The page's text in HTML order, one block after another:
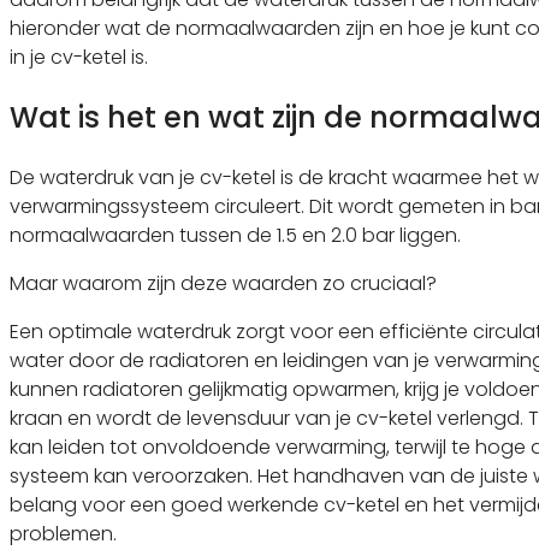
hieronder wat de normaalwaarden zijn en hoe je kunt
in je cv-ketel is.
Wat is het en wat zijn de
De waterdruk van je cv-ketel is de kracht waarmee het
verwarmingssysteem circuleert. Dit wordt gemeten in
normaalwaarden tussen de 1.5 en 2.0 bar liggen.
Maar waarom zijn deze waarden zo cruciaal?
Een optimale waterdruk zorgt voor een efficiënte
water door de radiatoren en leidingen van je
kunnen radiatoren gelijkmatig opwarmen, krijg je
kraan en wordt de levensduur van je cv-ketel verlengd.
kan leiden tot onvoldoende verwarming, terwijl te hoge
systeem kan veroorzaken. Het handhaven van de juiste
belang voor een goed werkende cv-ketel en het
problemen.